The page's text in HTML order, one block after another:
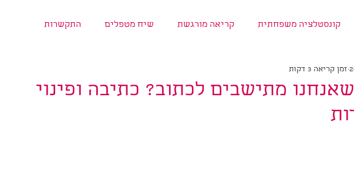
קונסטלציה משפחתית קריאה מורגשת שיח מטפלים התקשרות
תהליכי כתיבה ועריכה
מתישבים לכתוב? כתיבה ופינוי
זמן קריאה 3 דקות